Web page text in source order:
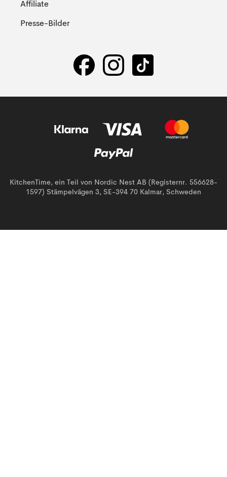
Affiliate
Presse-Bilder
KitchenTime, ein Teil von Nordic Nest AB (Registernr. 556628-
1597) Stämpelvägen 3, SE-394 70 Kalmar, Schweden